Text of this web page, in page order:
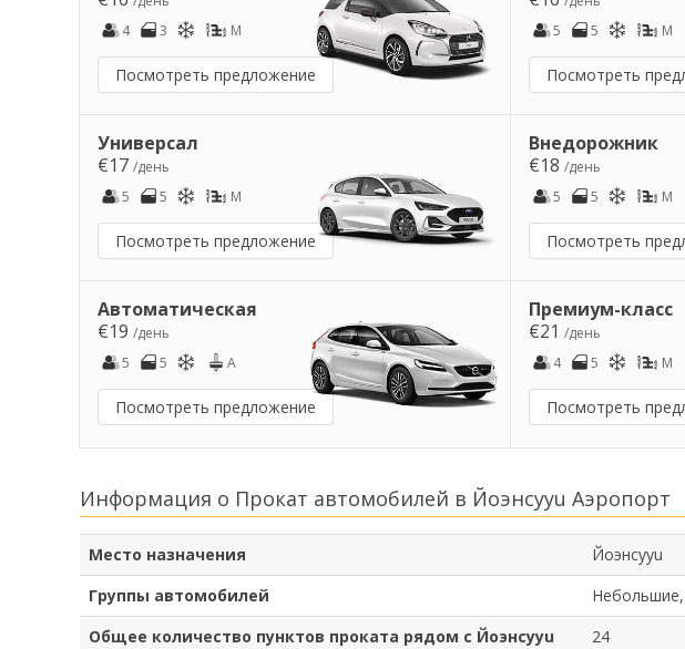
4
3 M
Посмотреть предложение
5
5 M
Посмотреть
Универсал
€17 /день
5
5 M
Посмотреть предложение
Внедорожник
€18/день
5
5 M
Посмотреть
Автоматическая
€19 /день
5
5 A
Посмотреть предложение
Премиум-класс
€21/день
4
5 M
Посмотреть
Информация о Прокат автомобилей в Йоэнсууu Аэропорт
Место назначения
Йоэнсууu
Группы автомобилей
Общее количество пунктов проката рядом с Йоэнсууu
24